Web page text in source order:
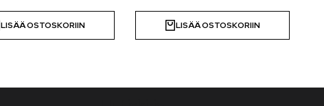
LISÄÄ OSTOSKORIIN LISÄÄ OSTOSKORIIN